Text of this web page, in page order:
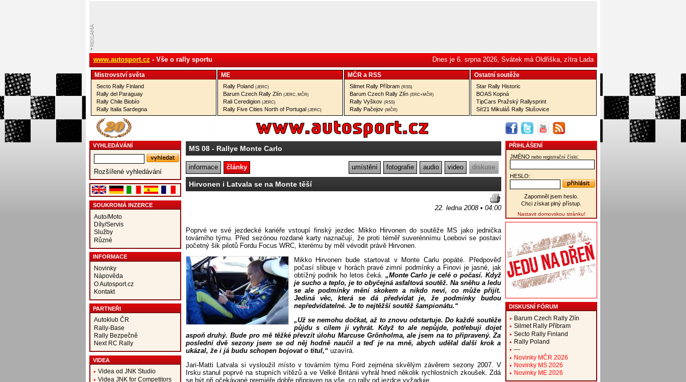
www.autosport.cz - Vše o rally sportu Dnes je 6. srpna 2026, Svátek má Oldřiška, zítra Lada
Mistrovství­ světa
Secto Rally Finland
Rally del Paraguay
Rally Chile Biobío
Rally Italia Sardegna
ME
Rally Poland (JERC)
Barum Czech Rally Zlín (JERC, MČR)
Rali Ceredigion (JERC)
Rally Five Cities North of Portugal (JERC)
MČR a RSS
Silmet Rally Příbram (RSS)
Barum Czech Rally Zlín (ERC+MČR)
Rally Vyškov (RSS)
Rally Pačejov (MČR)
Ostatní­ soutěže
Star Rally Historic
BOAS Kopná
TipCars Pražský Rallysprint
Síť21 Mikuláš Rally Slušovice
VYHLEDÁVÁNÍ
Rozšířené vyhledávání
SOUKROMÁ INZERCE
Auto/Moto
Díly/Servis
Služby
Různé
INFORMACE
Novinky
Nápověda
O Autosport.cz
Kontakt
PARTNEŘI
Autoklub ČR
Rally-Base
Rally Bezpečně
Next RC Rally
VIDEA
Videa od JNK Studio
Videa JNK for Competitors
MS 08- Rallye Monte Carlo
informace články umístění fotografie audio video diskuse
Hirvonen i Latvala se na Monte těší
22. ledna 2008 • 04:00
Poprvé ve své jezdecké kariéře vstoupí finský jezdec Mikko Hirvonen do soutěže MS jako jednička
továrního týmu. Před sezónou rozdané karty naznačují, že proti téměř suverénnímu Loebovi se postaví
početný šik pilotů Fordu Focus WRC, kterému by měl vévodit právě Hirvonen.
Mikko Hirvonen bude startovat v Monte Carlu popáté. Předpověď
počasí slibuje v horách pravé zimní podmínky a Finovi je jasné, jak
obtížný podnik ho letos čeká. „Monte Carlo je celé o počasí. Když
je sucho a teplo, je to obyčejná asfaltová soutěž. Na sněhu a ledu
se ale podmínky mění skokem a nikdo neví, co může přijít.
Jediná věc, která se dá předvídat je, že podmínky budou
nepředvídatelné. Je to nejtěžší soutěž šampionátu.“
„Už se nemohu dočkat, až to znovu odstartuje. Do každé soutěže
půjdu s cílem ji vyhrát. Když to ale nepůjde, potřebuji dojet
aspoň druhý. Bude pro mě těžké převzít úlohu Marcuse Grönholma, ale jsem na to připravený. Za
poslední dvě sezony jsem se od něj hodně naučil a teď je na mně, abych udělal další krok a
ukázal, že i já budu schopen bojovat o titul,“uzavírá.
Jari-Matti Latvala si vysloužil místo v továrním týmu Ford zejména skvělým závěrem sezony 2007. V
Irsku stanul poprvé na stupních vítězů a ve Velké Británii vyhrál hned několik rychlostních zkoušek. Zdá
se být při očekávané premiéře dobře připraven na vše, co rally od jezdce vyžaduje.
PŘIHLÁŠENÍ
JMÉNO nebo registrační číslo:
HESLO:
Zapomněl jsem heslo.
Chci získat plný přístup.
Nastavit domovskou stránku!
DISKUSNÍ FÓRUM
Barum Czech Rally Zlín
Silmet Rally Příbram
Secto Rally Finland
Rally Poland
---
Novinky MČR 2026
Novinky MS 2026
Novinky ME 2026